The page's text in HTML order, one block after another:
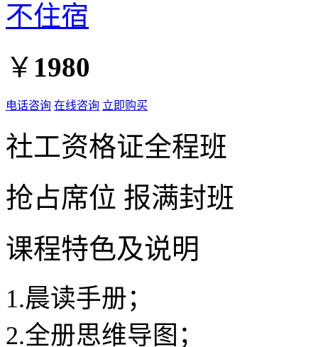
不住宿
￥ 1980
电话咨询 在线咨询 立即购买
社工资格证全程班
抢占席位 报满封班
课程特色及说明
1.晨读手册；
2.全册思维导图；